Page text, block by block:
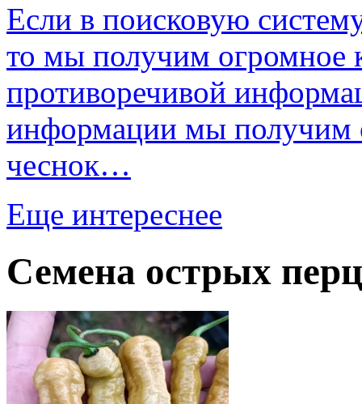
Если в поисковую
то мы получим огромное
противоречивой
информации мы получим
чеснок…
Еще интереснее
Семена острых